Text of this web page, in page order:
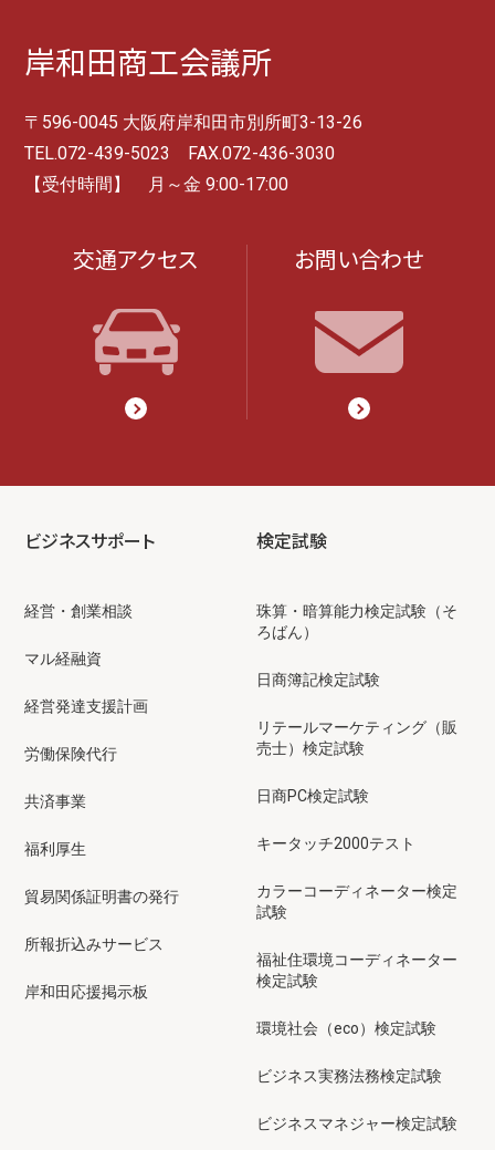
岸和田商工会議所
〒596-0045 大阪府岸和田市別所町3-13-26
TEL.072-439-5023 FAX.072-436-3030
【受付時間】 月～金 9:00-17:00
交通アクセス お問い合わせ
ビジネスサポート
経営・創業相談
マル経融資
経営発達支援計画
労働保険代行
共済事業
福利厚生
貿易関係証明書の発行
所報折込みサービス
岸和田応援掲示板
検定試験
珠算・暗算能力検定試験（そ
ろばん）
日商簿記検定試験
リテールマーケティング（販
売士）検定試験
日商PC検定試験
キータッチ2000テスト
カラーコーディネーター検定
試験
福祉住環境コーディネーター
検定試験
環境社会（eco）検定試験
ビジネス実務法務検定試験
ビジネスマネジャー検定試験